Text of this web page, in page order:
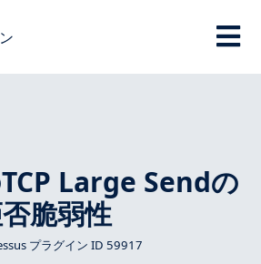
Large Sendの
脆弱性
プラグイン ID 59917